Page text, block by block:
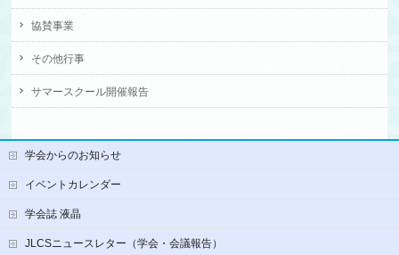
協賛事業
その他行事
サマースクール開催報告
学会からのお知らせ
イベントカレンダー
学会誌 液晶
JLCSニュースレター（学会・会議報告）